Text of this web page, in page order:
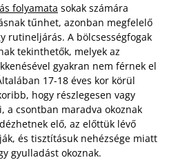
folyamata sokak számára
tűnhet, azonban megfelelő
rutineljárás. A bölcsességfogak
tekinthetők, melyek az
gyakran nem férnek el
17-18 éves kor körül
hogy részlegesen vagy
a csontban maradva okoznak
elő, az előttük lévő
és tisztításuk nehézsége miatt
gyulladást okoznak.